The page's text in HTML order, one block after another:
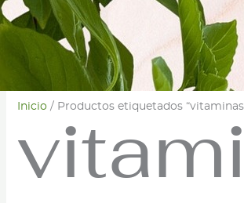
Inicio / Productos etiquetados